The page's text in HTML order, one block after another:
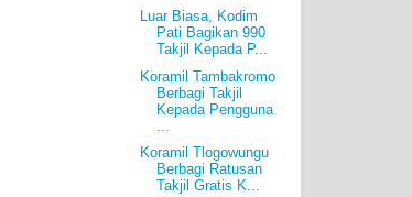
Luar Biasa, Kodim
Pati Bagikan 990
Takjil Kepada P...
Koramil Tambakromo
Berbagi Takjil
Kepada Pengguna
Koramil Tlogowungu
Berbagi Ratusan
Takjil Gratis K...